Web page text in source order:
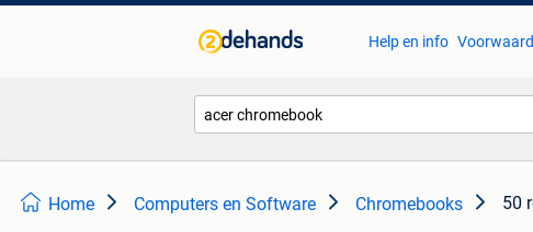
Help en info
Home Computers en Software Chromebooks 50